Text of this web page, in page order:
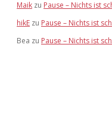
Maik zu Pause – Nichts ist
hikE zu Pause – Nichts ist
Bea zu Pause – Nichts ist